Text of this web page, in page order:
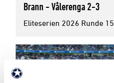
Brann - Vålerenga 2-3
Eliteserien 2026 Runde 15